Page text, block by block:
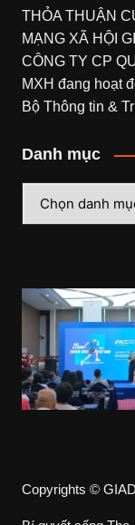
THỎA THUẬN
MẠNG XÃ HỘI
CÔNG TY CP
MXH đang hoạt
Bộ Thông tin &
Danh mục
Copyrights ©